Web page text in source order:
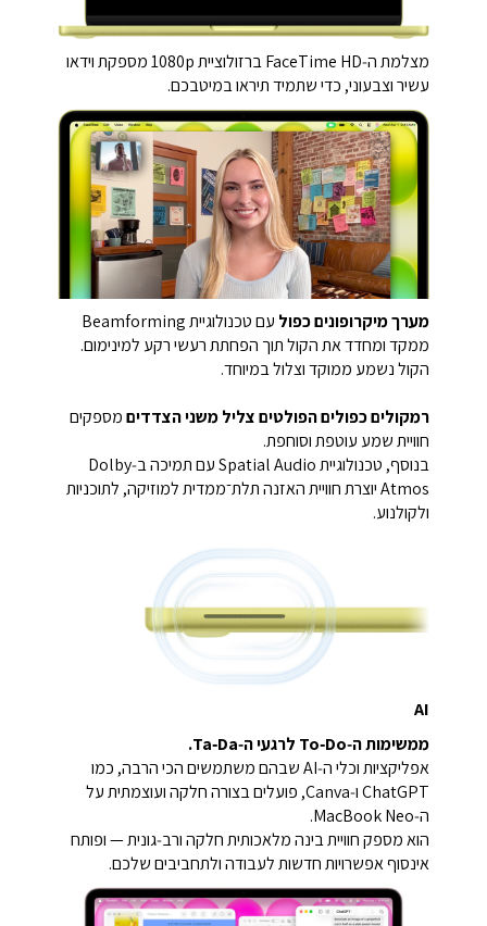
מצלמת ה‑FaceTime HD ברזולוציית ‎1080p‎ מספקת וידאו
עשיר וצבעוני, כדי שתמיד תיראו במיטבכם.
מערך מיקרופונים כפול
עם טכנולוגיית Beamforming
ממקד ומחדד את הקול תוך הפחתת רעשי רקע למינימום.
הקול נשמע ממוקד וצלול במיוחד.
רמקולים כפולים הפולטים צליל משני הצדדיםמספקים
חוויית שמע עוטפת וסוחפת.
בנוסף, טכנולוגיית Spatial Audio עם תמיכה ב‑Dolby
Atmos יוצרת חוויית האזנה תלת־ממדית למוזיקה, לתוכניות
ולקולנוע.
AI
ממשימות ה‑To‑Do לרגעי ה‑Ta‑Da.
אפליקציות וכלי ה‑AI שבהם משתמשים הכי הרבה, כמו
ChatGPT ו‑Canva, פועלים בצורה חלקה ועוצמתית על
ה‑MacBook Neo.
הוא מספק חוויית בינה מלאכותית חלקה ורב‑גונית — ופותח
אינסוף אפשרויות חדשות לעבודה ולתחביבים שלכם.